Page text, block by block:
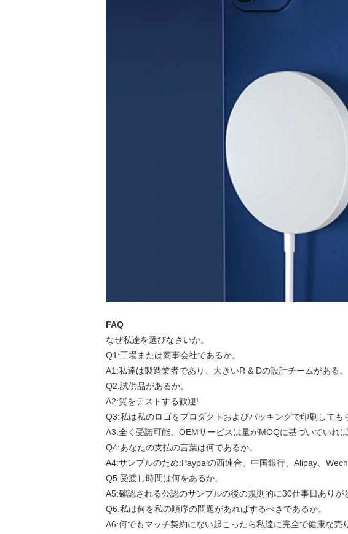
FAQ
なぜ私達を選びなさいか。
Q1:工場または商事会社であるか。
A1:私達は製造業者であり、大きいR & Dの設計チームがある。
Q2:試供品があるか。
A2:質をテストする歓迎!
Q3:私は私のロゴをプロダクトおよびパッキングで印刷しても
A3:全く受諾可能、OEMサービスは量がMOQに基づいていれ
Q4:あなたの支払の言葉は何であるか。
A4:サンプルのため:Paypalの西連合、中国銀行、Alipay、
Q5:受渡し時間は何をあるか。
A5:確認される公認のサンプルの後の規則的に30仕事日ありが
Q6:私は何を私の順序の問題があればするべきであるか。
A6:何でもマッチ契約にない起こったら私達に完全で健康な